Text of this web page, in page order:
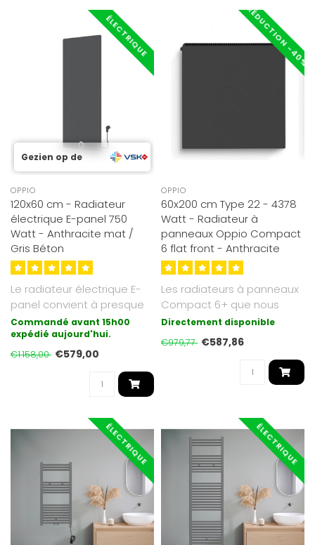
ÉLECTRIQUE
Gezien op de
OPPIO
120x60 cm - Radiateur
électrique E-panel 750
Watt - Anthracite mat /
Gris Béton
Le radiateur électrique E-
panel convient à presque
toutes les pièces, telles ..
Commandé avant 15h00
expédié aujourd'hui.
€1.158,00 €579,00
RÉDUCTION -40%
OPPIO
60x200 cm Type 22 - 4378
Watt - Radiateur à
panneaux Oppio Compact
6 flat front - Anthracite
Les radiateurs à panneaux
Compact 6+ que nous
proposons sont de finition
mate e..
Directement disponible
€979,77 €587,86
ÉLECTRIQUE ÉLECTRIQUE